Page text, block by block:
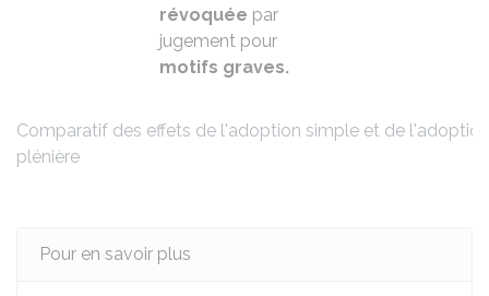
Comparatif des effets de l'adoption simple et de l'adoption
plénière
révoquée par
jugement pour
motifs graves.
Pour en savoir plus